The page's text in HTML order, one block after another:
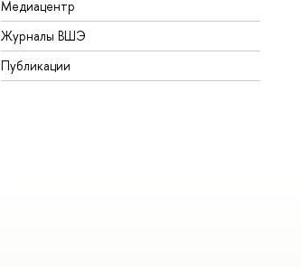
Медиацентр
Журналы ВШЭ
Публикации